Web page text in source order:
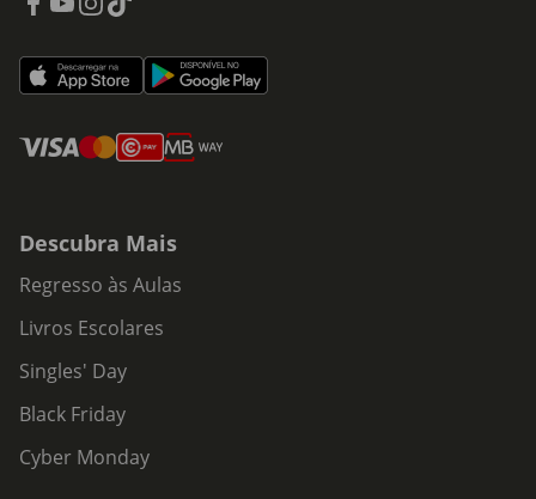
Descubra Mais
Regresso às Aulas
Livros Escolares
Singles' Day
Black Friday
Cyber Monday